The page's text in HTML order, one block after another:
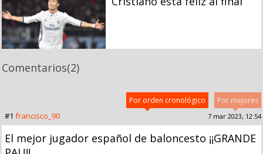
Comentarios(2)
Por mejores
Por orden cronológico
#1 francisco_90 7 mar 2023, 12:54
El mejor jugador español de baloncesto ¡¡GRANDE